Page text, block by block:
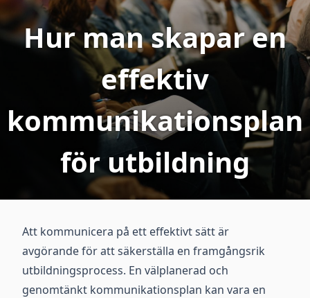
Hur man skapar en
effektiv
kommunikationsplan
för utbildning
Att kommunicera på ett effektivt sätt är
avgörande för att säkerställa en framgångsrik
utbildningsprocess. En välplanerad och
genomtänkt kommunikationsplan kan vara en